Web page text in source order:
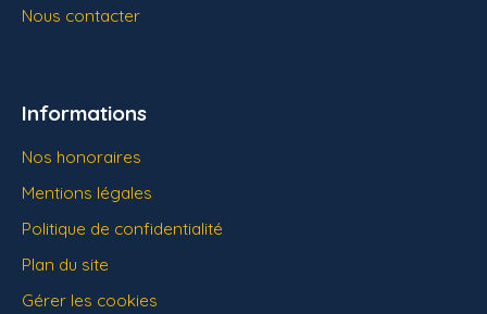
Nous contacter
Informations
Nos honoraires
Mentions légales
Politique de confidentialité
Plan du site
Gérer les cookies